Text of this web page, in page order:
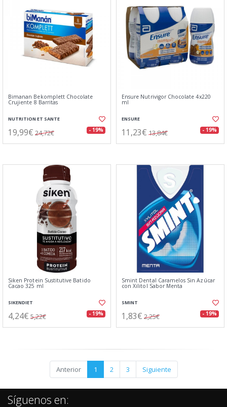
Bimanan Bekomplett Chocolate
Crujiente 8 Barritas
NUTRITION ET SANTE
19,99€ 24,72€ - 19%
Ensure Nutrivigor Chocolate 4x220
ml
ENSURE
11,23€ 13,84€ - 19%
Siken Protein Sustitutive Batido
Cacao 325 ml
SIKENDIET
4,24€ 5,22€ - 19%
Smint Dental Caramelos Sin Azúcar
con Xilitol Sabor Menta
SMINT
1,83€ 2,25€ - 19%
Anterior 1 2 3 Siguiente
Síguenos en: